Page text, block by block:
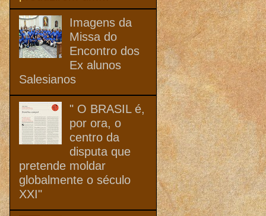
Imagens da
Missa do
Encontro dos
Ex alunos
Salesianos
" O BRASIL é,
por ora, o
centro da
disputa que
pretende moldar
globalmente o século
XXI"